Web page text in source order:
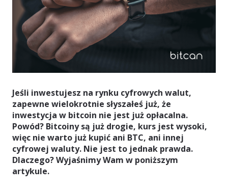
Jeśli inwestujesz na rynku cyfrowych walut,
zapewne wielokrotnie słyszałeś już, że
inwestycja w bitcoin nie jest już opłacalna.
Powód? Bitcoiny są już drogie, kurs jest wysoki,
więc nie warto już kupić ani BTC, ani innej
cyfrowej waluty. Nie jest to jednak prawda.
Dlaczego? Wyjaśnimy Wam w poniższym
artykule.